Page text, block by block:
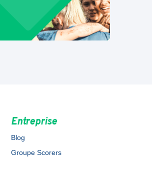
Entreprise
Blog
Groupe Scorers